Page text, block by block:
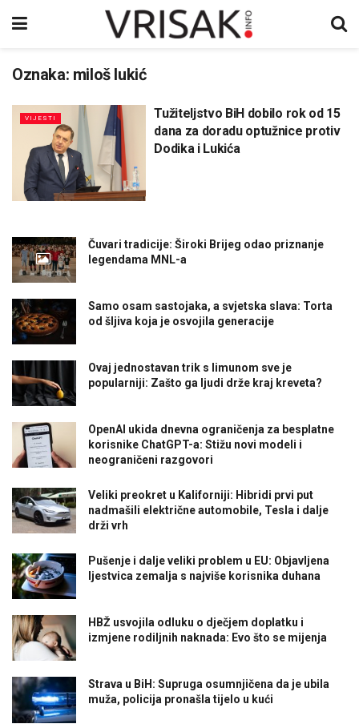
Oznaka: miloš lukić
VIJESTI
Tužiteljstvo BiH dobilo rok od 15
dana za doradu optužnice protiv
Dodika i Lukića
Čuvari tradicije: Široki Brijeg odao priznanje
legendama MNL-a
Samo osam sastojaka, a svjetska slava: Torta
od šljiva koja je osvojila generacije
Ovaj jednostavan trik s limunom sve je
popularniji: Zašto ga ljudi drže kraj kreveta?
OpenAI ukida dnevna ograničenja za besplatne
korisnike ChatGPT-a: Stižu novi modeli i
neograničeni razgovori
Veliki preokret u Kaliforniji: Hibridi prvi put
nadmašili električne automobile, Tesla i dalje
drži vrh
Pušenje i dalje veliki problem u EU: Objavljena
ljestvica zemalja s najviše korisnika duhana
HBŽ usvojila odluku o dječjem doplatku i
izmjene rodiljnih naknada: Evo što se mijenja
Strava u BiH: Supruga osumnjičena da je ubila
muža, policija pronašla tijelo u kući